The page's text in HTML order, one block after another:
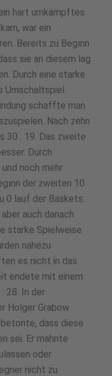
hart umkämpftes
war ein
Bereits zu Begınn
sie an diesem lag
Durch eine starke
Umschaltspiel.
schaffte man
Nach zehn
30 : 19. Das zweite
Durch
noch mehr
der zweiten 10
0 lauf der Baskets.
auch danach
starke Spielweise
nahezu
es nicht in das
endete mit einem
28. In der
Holger Grabow
dass diese
sei. Er mahnte
oder
nicht zu